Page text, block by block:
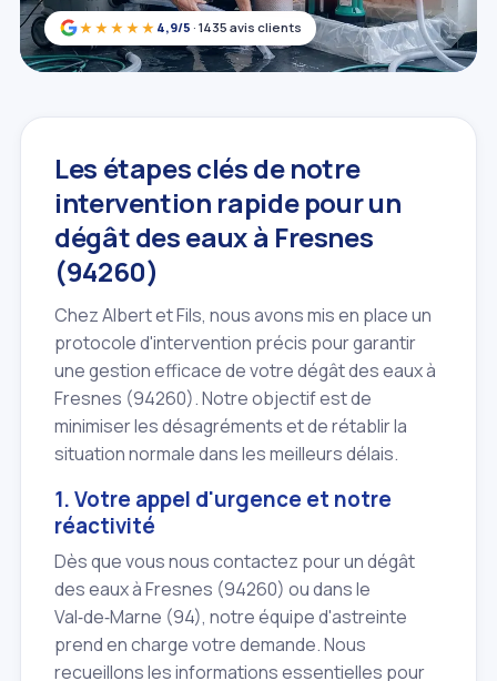
★★★★★ 4,9/5 · 1435 avis clients
Les étapes clés de notre
intervention rapide pour un
dégât des eaux à Fresnes
(94260)
Chez Albert et Fils, nous avons mis en place un
protocole d'intervention précis pour garantir
une gestion efficace de votre dégât des eaux à
Fresnes (94260). Notre objectif est de
minimiser les désagréments et de rétablir la
situation normale dans les meilleurs délais.
1. Votre appel d'urgence et notre
réactivité
Dès que vous nous contactez pour un dégât
des eaux à Fresnes (94260) ou dans le
Val‑de‑Marne (94), notre équipe d'astreinte
prend en charge votre demande. Nous
recueillons les informations essentielles pour